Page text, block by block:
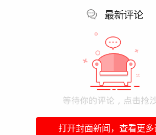
最新评论
打开封面新闻，查看更多